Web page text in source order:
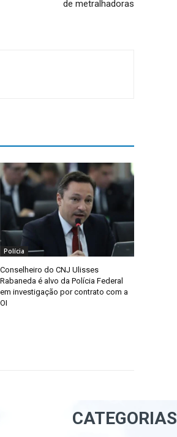
de metralhadoras
Polícia
Conselheiro do CNJ Ulisses
Rabaneda é alvo da Polícia Federal
em investigação por contrato com a
OI
CATEGORIAS